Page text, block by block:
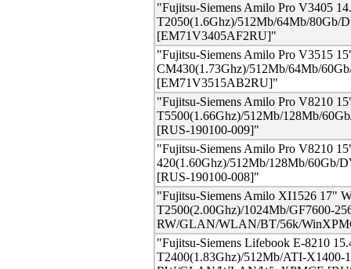
"Fujitsu-Siemens Amilo Pro V3405
T2050(1.6Ghz)/512Mb/64Mb/80Gb/
[EM71V3405AF2RU]"
"Fujitsu-Siemens Amilo Pro V3515
CM430(1.73Ghz)/512Mb/64Mb/
[EM71V3515AB2RU]"
"Fujitsu-Siemens Amilo Pro V8210
T5500(1.66Ghz)/512Mb/128Mb/
[RUS-190100-009]"
"Fujitsu-Siemens Amilo Pro V8210
420(1.60Ghz)/512Mb/128Mb/
[RUS-190100-008]"
"Fujitsu-Siemens Amilo XI1526 17"
T2500(2.00Ghz)/1024Mb/GF7600-
RW/GLAN/WLAN/BT/56k/
"Fujitsu-Siemens Lifebook E-8210
T2400(1.83Ghz)/512Mb/ATI-X1400-